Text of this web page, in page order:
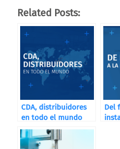
Related Posts:
CDA, distribuidores
en todo el mundo
Del